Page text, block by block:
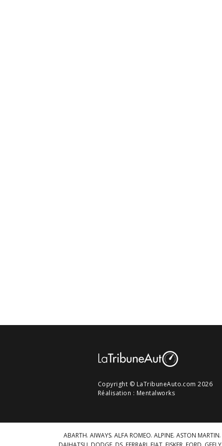
Copyright © LaTribuneAuto.com 2026
Réalisation : Mentalworks
ABARTH AIWAYS ALFA ROMEO ALPINE ASTON MARTIN